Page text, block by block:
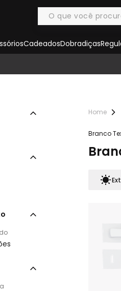
CadeadosDobradiças
Branco